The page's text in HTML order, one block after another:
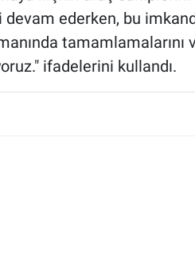
devam ederken, bu
tamamlamalarını
ifadelerini kullandı.